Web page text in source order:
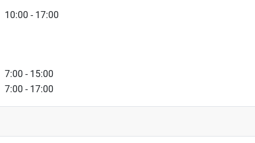
10:00 - 17:00
7:00 - 15:00
7:00 - 17:00